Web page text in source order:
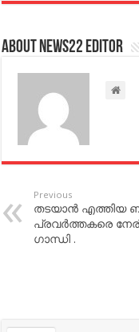
About NEWS22 EDITOR
Previous
തടയാൻ എത്തിയ
പ്രവർത്തകരെ
ഗാന്ധി .